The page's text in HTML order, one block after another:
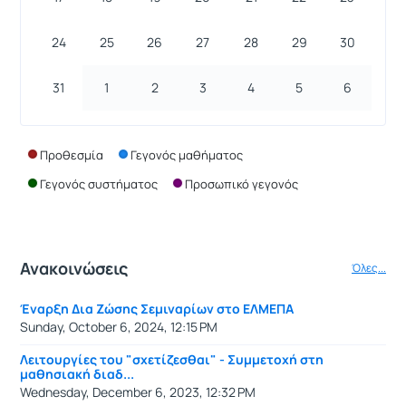
24 25 26 27 28 29 30
31 1 2 3 4 5 6
Προθεσμία
Γεγονός μαθήματος
Γεγονός συστήματος
Προσωπικό γεγονός
Ανακοινώσεις Όλες...
Έναρξη Δια Ζώσης Σεμιναρίων στο ΕΛΜΕΠΑ
Sunday, October 6, 2024, 12:15 PM
Λειτουργίες του "σχετίζεσθαι" - Συμμετοχή στη
μαθησιακή διαδ...
Wednesday, December 6, 2023, 12:32 PM